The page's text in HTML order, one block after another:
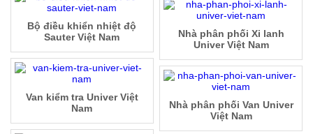
Bộ điều khiển nhiệt độ
Sauter Việt Nam
Nhà phân phối Xi lanh
Univer Việt Nam
Van kiểm tra Univer Việt
Nam
Nhà phân phối Van Univer
Việt Nam